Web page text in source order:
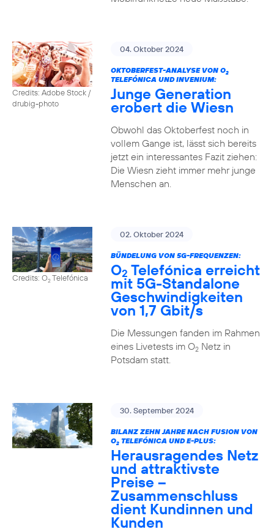
Credits: Adobe Stock /
drubig-photo
04. Oktober 2024
OKTOBERFEST-ANALYSE VON O2
TELEFÓNICA UND INVENIUM:
Junge Generation
erobert die Wiesn
Obwohl das Oktoberfest noch in
vollem Gange ist, lässt sich bereits
jetzt ein interessantes Fazit ziehen:
Die Wiesn zieht immer mehr junge
Menschen an.
Credits: O2Telefónica
02. Oktober 2024
BÜNDELUNG VON 5G-FREQUENZEN:
O2 Telefónica erreicht
mit 5G-Standalone
Geschwindigkeiten
von 1,7 Gbit/s
Die Messungen fanden im Rahmen
eines Livetests im O2Netz in
Potsdam statt.
30. September 2024
BILANZ ZEHN JAHRE NACH FUSION VON
O2TELEFÓNICA UND E-PLUS:
Herausragendes Netz
und attraktivste
Preise –
Zusammenschluss
dient Kundinnen und
Kunden